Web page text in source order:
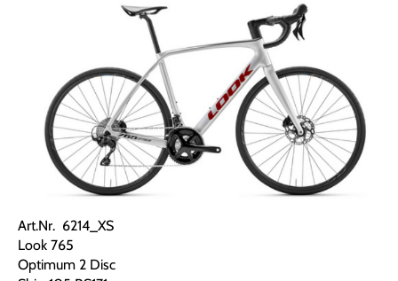
Art.Nr. 6214_XS
Look 765
Optimum 2 Disc